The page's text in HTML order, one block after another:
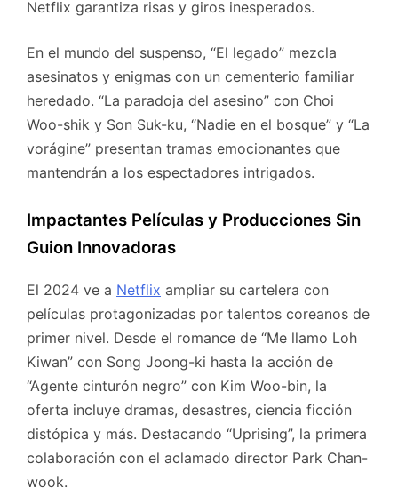
Netflix garantiza risas y giros inesperados.
En el mundo del suspenso, “El legado” mezcla
asesinatos y enigmas con un cementerio familiar
heredado. “La paradoja del asesino” con Choi
Woo-shik y Son Suk-ku, “Nadie en el bosque” y “La
vorágine” presentan tramas emocionantes que
mantendrán a los espectadores intrigados.
Impactantes Películas y Producciones Sin
Guion Innovadoras
El 2024 ve a Netflix ampliar su cartelera con
películas protagonizadas por talentos coreanos de
primer nivel. Desde el romance de “Me llamo Loh
Kiwan” con Song Joong-ki hasta la acción de
“Agente cinturón negro” con Kim Woo-bin, la
oferta incluye dramas, desastres, ciencia ficción
distópica y más. Destacando “Uprising”, la primera
colaboración con el aclamado director Park Chan-
wook.